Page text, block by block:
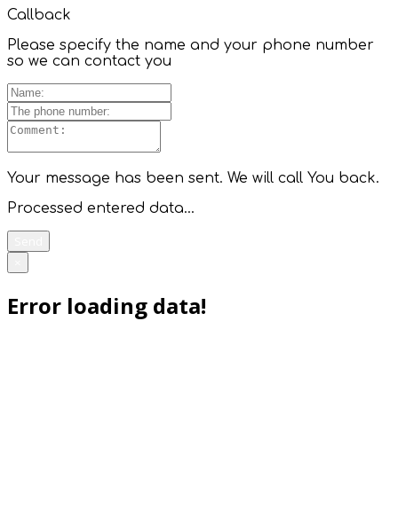
Callback
Please specify the name and your phone number
so we can contact you
Your message has been sent. We will call You back.
Processed entered data...
Error loading data!